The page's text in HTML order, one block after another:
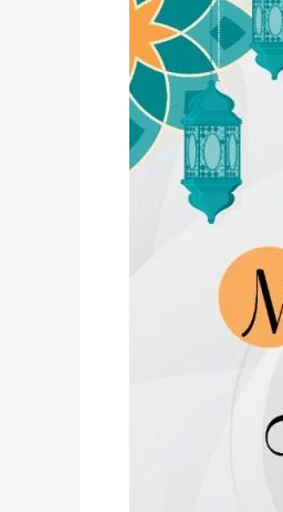
Kini”
dalam
Peringatan
Maulid
Nabi
Muhammad